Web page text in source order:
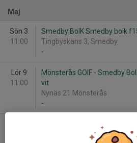
Maj
Sön 3
11:00
Smedby BoIK Smedby boik
Tingbyskans 3, Smedby
-
Lör 9
11:00
Mönsterås GOIF - Smedby
vit
Nynäs 21 Mönsterås
-
Gröndals IP 22, Kalmar